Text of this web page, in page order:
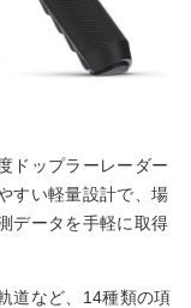
ドップラーレーダー
すい軽量設計で、場
データを手軽に取得
道など、14種類の項